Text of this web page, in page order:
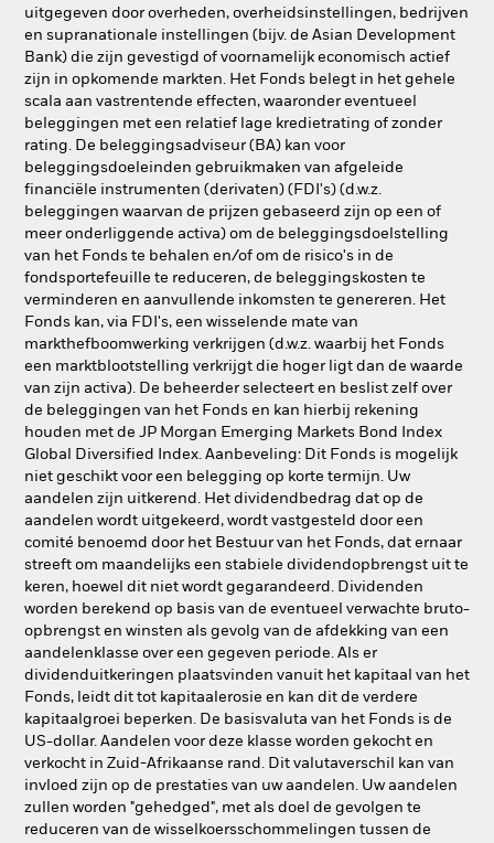
uitgegeven door overheden, overheidsinstellingen, bedrijven
en supranationale instellingen (bijv. de Asian Development
Bank) die zijn gevestigd of voornamelijk economisch actief
zijn in opkomende markten. Het Fonds belegt in het gehele
scala aan vastrentende effecten, waaronder eventueel
beleggingen met een relatief lage kredietrating of zonder
rating. De beleggingsadviseur (BA) kan voor
beleggingsdoeleinden gebruikmaken van afgeleide
financiële instrumenten (derivaten) (FDI's) (d.w.z.
beleggingen waarvan de prijzen gebaseerd zijn op een of
meer onderliggende activa) om de beleggingsdoelstelling
van het Fonds te behalen en/of om de risico's in de
fondsportefeuille te reduceren, de beleggingskosten te
verminderen en aanvullende inkomsten te genereren. Het
Fonds kan, via FDI's, een wisselende mate van
markthefboomwerking verkrijgen (d.w.z. waarbij het Fonds
een marktblootstelling verkrijgt die hoger ligt dan de waarde
van zijn activa). De beheerder selecteert en beslist zelf over
de beleggingen van het Fonds en kan hierbij rekening
houden met de JP Morgan Emerging Markets Bond Index
Global Diversified Index. Aanbeveling: Dit Fonds is mogelijk
niet geschikt voor een belegging op korte termijn. Uw
aandelen zijn uitkerend. Het dividendbedrag dat op de
aandelen wordt uitgekeerd, wordt vastgesteld door een
comité benoemd door het Bestuur van het Fonds, dat ernaar
streeft om maandelijks een stabiele dividendopbrengst uit te
keren, hoewel dit niet wordt gegarandeerd. Dividenden
worden berekend op basis van de eventueel verwachte bruto-
opbrengst en winsten als gevolg van de afdekking van een
aandelenklasse over een gegeven periode. Als er
dividenduitkeringen plaatsvinden vanuit het kapitaal van het
Fonds, leidt dit tot kapitaalerosie en kan dit de verdere
kapitaalgroei beperken. De basisvaluta van het Fonds is de
US-dollar. Aandelen voor deze klasse worden gekocht en
verkocht in Zuid-Afrikaanse rand. Dit valutaverschil kan van
invloed zijn op de prestaties van uw aandelen. Uw aandelen
zullen worden "gehedged", met als doel de gevolgen te
reduceren van de wisselkoersschommelingen tussen de